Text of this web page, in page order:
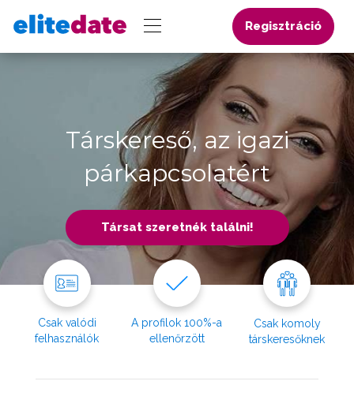
Regisztráció
Társkereső, az igazi
párkapcsolatért
Társat szeretnék találni!
Csak valódi
felhasználók
A profilok 100%-a
ellenőrzött
Csak komoly
társkeresőknek